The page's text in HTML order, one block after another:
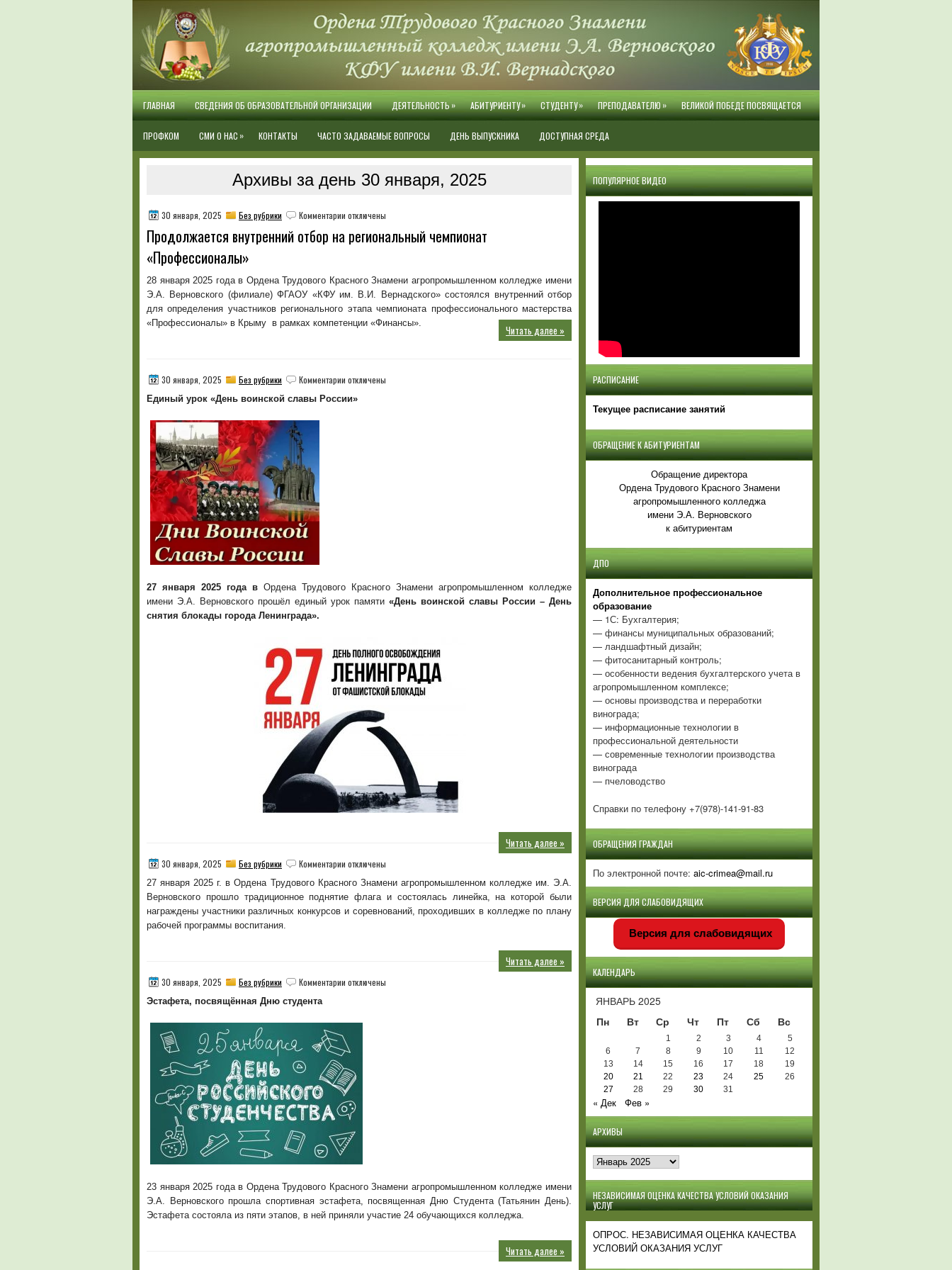
ГЛАВНАЯ СВЕДЕНИЯ ОБ ОБРАЗОВАТЕЛЬНОЙ ОРГАНИЗАЦИИ ДЕЯТЕЛЬНОСТЬ» АБИТУРИЕНТУ» СТУДЕНТУ» ПРЕПОДАВАТЕЛЮ» ВЕЛИКОЙ ПОБЕДЕ ПОСВЯЩАЕТСЯ
ПРОФКОМ СМИ О НАС » КОНТАКТЫ ЧАСТО ЗАДАВАЕМЫЕ ВОПРОСЫ ДЕНЬ ВЫПУСКНИКА ДОСТУПНАЯ СРЕДА
Архивы за день 30 января, 2025
30 января, 2025 Без рубрики Комментарии к
Продолжается
на
региональный
«Профессионалы»
отключены
Продолжается внутренний отбор на региональный чемпионат
«Профессионалы»
28 января 2025 года в Ордена Трудового Красного Знамени агропромышленном колледже имени
Э.А. Верновского (филиале) ФГАОУ «КФУ им. В.И. Вернадского» состоялся внутренний отбор
для определения участников регионального этапа чемпионата профессионального мастерства
«Профессионалы» в Крыму в рамках компетенции «Финансы».
Читать далее »
30 января, 2025 Без рубрики Комментарии котключены
Единый урок «День воинской славы России»
27 января 2025 года в Ордена Трудового Красного Знамени агропромышленном колледже
имени Э.А. Верновского прошёл единый урок памяти «День воинской славы России – День
снятия блокады города Ленинграда».
Читать далее »
30 января, 2025 Без рубрики Комментарии котключены
27 января 2025 г. в Ордена Трудового Красного Знамени агропромышленном колледже им. Э.А.
Верновского прошло традиционное поднятие флага и состоялась линейка, на которой были
награждены участники различных конкурсов и соревнований, проходивших в колледже по плану
рабочей программы воспитания.
Читать далее »
30 января, 2025 Без рубрики Комментарии котключены
Эстафета, посвящённая Дню студента
23 января 2025 года в Ордена Трудового Красного Знамени агропромышленном колледже имени
Э.А. Верновского прошла спортивная эстафета, посвященная Дню Студента (Татьянин День).
Эстафета состояла из пяти этапов, в ней приняли участие 24 обучающихся колледжа.
Читать далее »
ПОПУЛЯРНОЕ ВИДЕО
РАСПИСАНИЕ
Текущее расписание занятий
ОБРАЩЕНИЕ К АБИТУРИЕНТАМ
Обращение директора
Ордена Трудового Красного Знамени
агропромышленного колледжа
имени Э.А. Верновского
к абитуриентам
ДПО
Дополнительное профессиональное
образование
— 1С: Бухгалтерия;
— финансы муниципальных образований;
— ландшафтный дизайн;
— фитосанитарный контроль;
— особенности ведения бухгалтерского учета в
агропромышленном комплексе;
— основы производства и переработки
винограда;
— информационные технологии в
профессиональной деятельности
— современные технологии производства
винограда
— пчеловодство
Справки по телефону +7(978)-141-91-83
ОБРАЩЕНИЯ ГРАЖДАН
По электронной почте: aic-crimea@mail.ru
ВЕРСИЯ ДЛЯ СЛАБОВИДЯЩИХ
Версия для слабовидящих
КАЛЕНДАРЬ
ЯНВАРЬ 2025
Пн
Вт Ср Чт Пт Сб Вс
1 2 3 4
5
6
7 8 9 10 11
12
13
14 15 16 17 18
19
20
21 22 23 24 25
26
27
28 29 30 31
« Дек Фев »
АРХИВЫ
Архивы
НЕЗАВИСИМАЯ ОЦЕНКА КАЧЕСТВА УСЛОВИЙ ОКАЗАНИЯ
УСЛУГ
ОПРОС. НЕЗАВИСИМАЯ ОЦЕНКА КАЧЕСТВА
УСЛОВИЙ ОКАЗАНИЯ УСЛУГ